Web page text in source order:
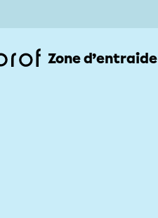
Zone d’entraide